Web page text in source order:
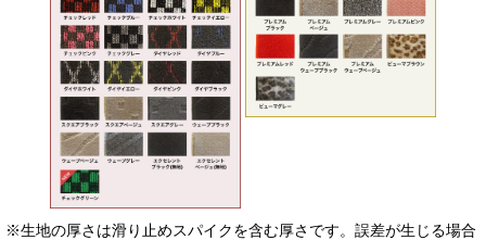
※生地の厚さは滑り止めスパイクを含む厚さです。誤差が生じる場合